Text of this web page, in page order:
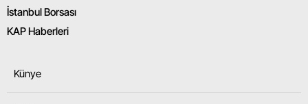
İstanbul Borsası
KAP Haberleri
Künye